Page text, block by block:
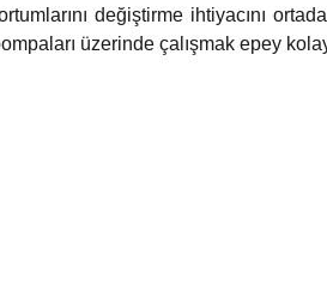
değiştirme ihtiyacını
üzerinde çalışmak epey